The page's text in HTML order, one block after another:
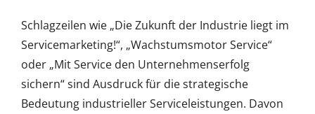
Schlagzeilen wie „Die Zukunft der Industrie liegt im
Servicemarketing!“, „Wachstumsmotor Service“
oder „Mit Service den Unternehmenserfolg
sichern“ sind Ausdruck für die strategische
Bedeutung industrieller Serviceleistungen. Davon